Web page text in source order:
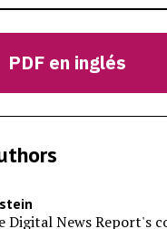
PDF en inglés
Digital News Report's